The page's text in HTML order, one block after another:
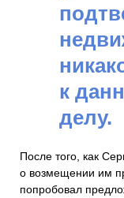
к
делу.
После того, как
о возмещении им
попробовал